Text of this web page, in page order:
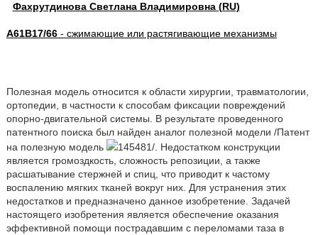
Фахрутдинова Светлана Владимировна (RU)
A61B17/66- сжимающие или растягивающие механизмы
Полезная модель относится к области хирургии, травматологии,
ортопедии, в частности к способам фиксации повреждений
опорно-двигательной системы. В результате проведенного
патентного поиска был найден аналог полезной модели /Патент
на полезную модель
145481/. Недостатком конструкции
является громоздкость, сложность репозиции, а также
расшатывание стержней и спиц, что приводит к частому
воспалению мягких тканей вокруг них. Для устранения этих
недостатков и предназначено данное изобретение. Задачей
настоящего изобретения является обеспечение оказания
эффективной помощи пострадавшим с переломами таза в